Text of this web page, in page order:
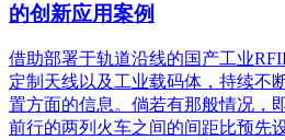
的创新应用案例
借助部署于轨道沿线的国产工业
定制天线以及工业载码体，持续不
置方面的信息。倘若有那般情况，
前行的两列火车之间的间距比预先